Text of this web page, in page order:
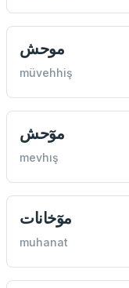
موحش
müvehhiş
موٓحش
mevhış
موٓخانات
muhanat